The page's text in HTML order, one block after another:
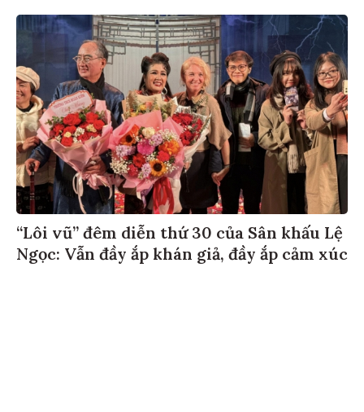
“Lôi vũ” đêm diễn thứ 30 của Sân khấu Lệ
Ngọc: Vẫn đầy ắp khán giả, đầy ắp cảm xúc